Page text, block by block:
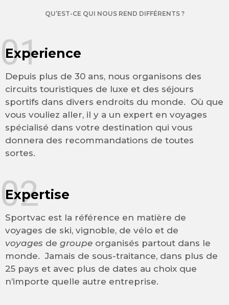
QU’EST-CE QUI NOUS REND DIFFÉRENTS ?
Experience
Depuis plus de 30 ans, nous organisons des
circuits touristiques de luxe et des séjours
sportifs dans divers endroits du monde. Où que
vous vouliez aller, il y a un expert en voyages
spécialisé dans votre destination qui vous
donnera des recommandations de toutes
sortes.
01
Expertise
Sportvac est la référence en matière de
voyages de ski, vignoble, de vélo et de
voyages de groupe organisés partout dans le
monde. Jamais de sous-traitance, dans plus de
25 pays et avec plus de dates au choix que
n’importe quelle autre entreprise.
02